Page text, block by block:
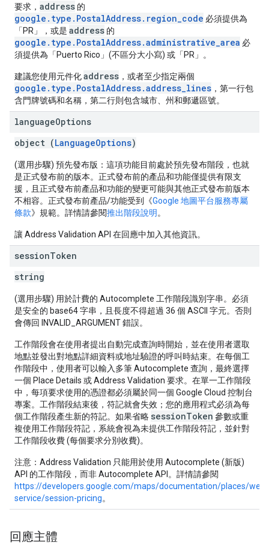
要求， address 的
google.type.PostalAddress.region_code 必須提供為
「PR」，或是 address 的
google.type.PostalAddress.administrative_area 必
須提供為「Puerto Rico」(不區分大小寫) 或「PR」。
建議您使用元件化address ，或者至少指定兩個
google.type.PostalAddress.address_lines ，第一行包
含門牌號碼和名稱，第二行則包含城市、州和郵遞區號。
languageOptions
object (LanguageOptions)
(選用步驟) 預先發布版：這項功能目前處於預先發布階段，也就
是正式發布前的版本。正式發布前的產品和功能僅提供有限支
援，且正式發布前產品和功能的變更可能與其他正式發布前版本
不相容。正式發布前產品/功能受到《Google 地圖平台服務專屬
條款》規範。詳情請參閱推出階段說明 。
讓 Address Validation API 在回應中加入其他資訊。
sessionToken
string
(選用步驟) 用於計費的 Autocomplete 工作階段識別字串。必須
是安全的 base64 字串，且長度不得超過 36 個 ASCII 字元。否則
會傳回 INVALID_ARGUMENT 錯誤。
工作階段會在使用者提出自動完成查詢時開始，並在使用者選取
地點並發出對地點詳細資料或地址驗證的呼叫時結束。在每個工
作階段中，使用者可以輸入多筆 Autocomplete 查詢，最終選擇
一個 Place Details 或 Address Validation 要求。在單一工作階段
中，每項要求使用的憑證都必須屬於同一個 Google Cloud 控制台
專案。工作階段結束後，符記就會失效；您的應用程式必須為每
個工作階段產生新的符記。如果省略 sessionToken 參數或重
複使用工作階段符記，系統會視為未提供工作階段符記，並針對
工作階段收費 (每個要求分別收費)。
注意：Address Validation 只能用於使用 Autocomplete (新版)
API 的工作階段，而非 Autocomplete API。詳情請參閱
https://developers.google.com/maps/documentation/places/web-
service/session-pricing。
回應主體